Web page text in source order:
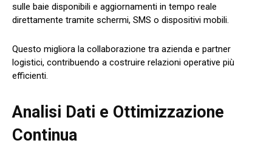
sulle baie disponibili e aggiornamenti in tempo reale
direttamente tramite schermi, SMS o dispositivi mobili.
Questo migliora la collaborazione tra azienda e partner
logistici, contribuendo a costruire relazioni operative più
efficienti.
Analisi Dati e Ottimizzazione
Continua